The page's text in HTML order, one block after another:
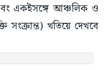
এবং একইসঙ্গে আঞ্চলিক ও
সংক্রান্ত) খতিয়ে দেখবে